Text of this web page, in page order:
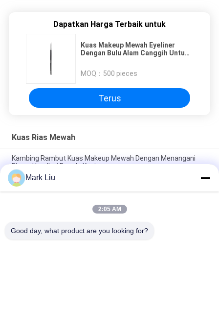
Dapatkan Harga Terbaik untuk
Kuas Makeup Mewah Eyeliner
Dengan Bulu Alam Canggih Untuk
MOQ： 500 pieces
Terus
Kuas Rias Mewah
Kambing Rambut Kuas Makeup Mewah Dengan Menangani
Ebony Handle / Ferrule Kuningan
Kuas makeup bubuk Beveled mewah Dengan Rambut Kambing
XGF Coklat Tua yang lembut dan Padat
Luxury Artist Foundation Brush Dengan Rambut Sable Ultra
Mark Liu
2:05 AM
Good day, what product are you looking for?